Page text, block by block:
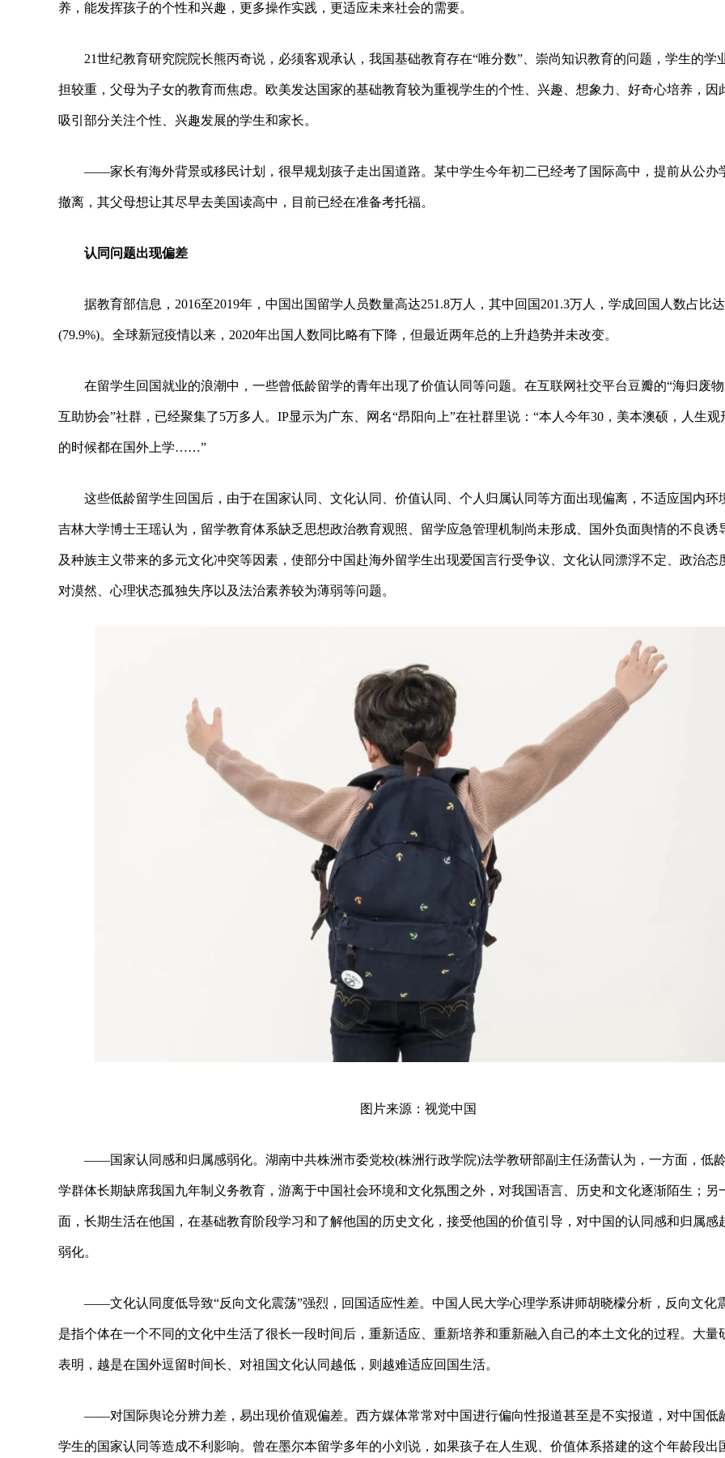
养，能发挥孩子的个性和兴趣，更多操作实践，更适应未来社会的需要。
21世纪教育研究院院长熊丙奇说，必须客观承认，我国基础教育存在“唯分数”、崇尚知识教育的问题，学生的学
担较重，父母为子女的教育而焦虑。欧美发达国家的基础教育较为重视学生的个性、兴趣、想象力、好奇心培养，因
吸引部分关注个性、兴趣发展的学生和家长。
——家长有海外背景或移民计划，很早规划孩子走出国道路。某中学生今年初二已经考了国际高中，提前从公办
撤离，其父母想让其尽早去美国读高中，目前已经在准备考托福。
认同问题出现偏差
据教育部信息，2016至2019年，中国出国留学人员数量高达251.8万人，其中回国201.3万人，学成回国人数占比
(79.9%)。全球新冠疫情以来，2020年出国人数同比略有下降，但最近两年总的上升趋势并未改变。
在留学生回国就业的浪潮中，一些曾低龄留学的青年出现了价值认同等问题。在互联网社交平台豆瓣的“海归废
互助协会”社群，已经聚集了5万多人。IP显示为广东、网名“昂阳向上”在社群里说：“本人今年30，美本澳硕，人生观
的时候都在国外上学……”
这些低龄留学生回国后，由于在国家认同、文化认同、价值认同、个人归属认同等方面出现偏离，不适应国内环
吉林大学博士王瑶认为，留学教育体系缺乏思想政治教育观照、留学应急管理机制尚未形成、国外负面舆情的不良诱
及种族主义带来的多元文化冲突等因素，使部分中国赴海外留学生出现爱国言行受争议、文化认同漂浮不定、政治态
对漠然、心理状态孤独失序以及法治素养较为薄弱等问题。
图片来源：视觉中国
——国家认同感和归属感弱化。湖南中共株洲市委党校(株洲行政学院)法学教研部副主任汤蕾认为，一方面，低
学群体长期缺席我国九年制义务教育，游离于中国社会环境和文化氛围之外，对我国语言、历史和文化逐渐陌生；另
面，长期生活在他国，在基础教育阶段学习和了解他国的历史文化，接受他国的价值引导，对中国的认同感和归属感
弱化。
——文化认同度低导致“反向文化震荡”强烈，回国适应性差。中国人民大学心理学系讲师胡晓檬分析，反向文化
是指个体在一个不同的文化中生活了很长一段时间后，重新适应、重新培养和重新融入自己的本土文化的过程。大量
表明，越是在国外逗留时间长、对祖国文化认同越低，则越难适应回国生活。
——对国际舆论分辨力差，易出现价值观偏差。西方媒体常常对中国进行偏向性报道甚至是不实报道，对中国低
学生的国家认同等造成不利影响。曾在墨尔本留学多年的小刘说，如果孩子在人生观、价值体系搭建的这个年龄段出